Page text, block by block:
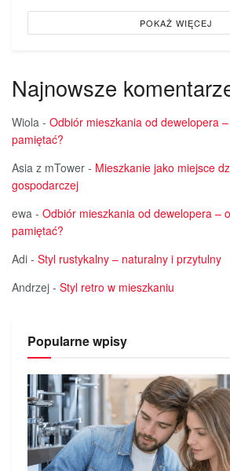
POKAŻ WIĘCEJ
Najnowsze
Wiola - Odbiór mieszkania od dewelopera
pamiętać?
Asia z mTower - Mieszkanie jako miejsce
gospodarczej
ewa - Odbiór mieszkania od dewelopera –
pamiętać?
Adi - Styl rustykalny – naturalny i przytulny
Andrzej - Styl retro w mieszkaniu
Popularne wpisy